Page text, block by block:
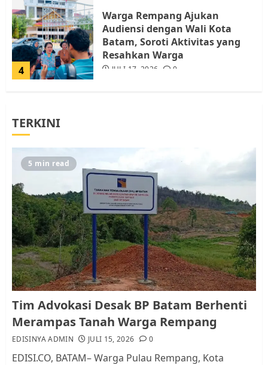
4
Warga Rempang Ajukan
Audiensi dengan Wali Kota
Batam, Soroti Aktivitas yang
Resahkan Warga
JULI 17, 2026 0
5
1
Pemko Batam Tegaskan RT dan
RW bukan Petugas Pendataan
dan Pemungutan Pajak
AGUSTUS 1, 2026 0
Kader Pajak jadi Penghubung
Pemerintah dan Masyarakat di
Lingkungan RT/RW
AGUSTUS 1, 2026
TERKINI
5 min read
Tim Advokasi Desak BP Batam Berhenti
Merampas Tanah Warga Rempang
EDISINYA ADMIN JULI 15, 2026 0
EDISI.CO, BATAM– Warga Pulau Rempang, Kota